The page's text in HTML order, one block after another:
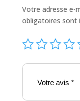
Votre adresse e-
obligatoires sont